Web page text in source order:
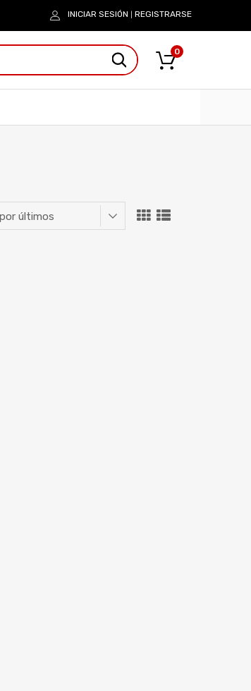
INICIAR SESIÓN REGISTRARSE
0